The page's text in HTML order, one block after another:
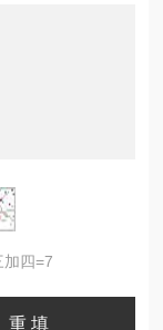
四=7